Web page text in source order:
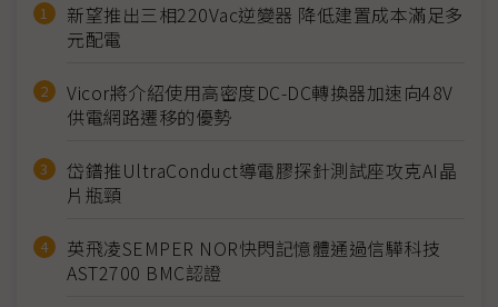
新望推出三相220Vac逆變器 降低建置成本滿足多
元配電
Vicor將介紹使用高密度DC-DC轉換器加速向48V
供電網路遷移的優勢
岱鐠推UltraConduct導電膠探針測試座攻克AI晶
片瓶頸
英飛凌SEMPER NOR快閃記憶體通過信驊科技
AST2700 BMC認證